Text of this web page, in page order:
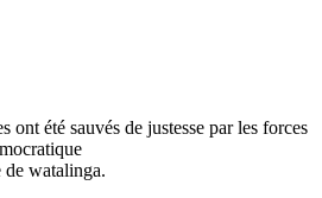
ont été sauvés de justesse par les forces
watalinga.